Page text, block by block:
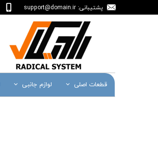
پشتیبانی:support@domain.ir
قطعات اصلی لوازم جانبی